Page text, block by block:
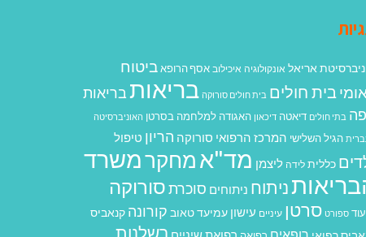
אריאל אונקולוגיה איכילוב אסף הרופא ביטוח
בית חולים בית חולים סורוקה בריאותבריאות
בתי חולים דיאטה דיכאון האגודה למלחמה בסרטן האוניברסיטה
הגיל השלישי המרכז הרפואי סורוקה הריון טיפול
כללית לידה ליצמן מד"אמחקרמשרד
ניתוח ניתוחים סוכרתסורוקה
ספורט סרטן עיניים עישון עמיעד טאוב קורונה קנאביס